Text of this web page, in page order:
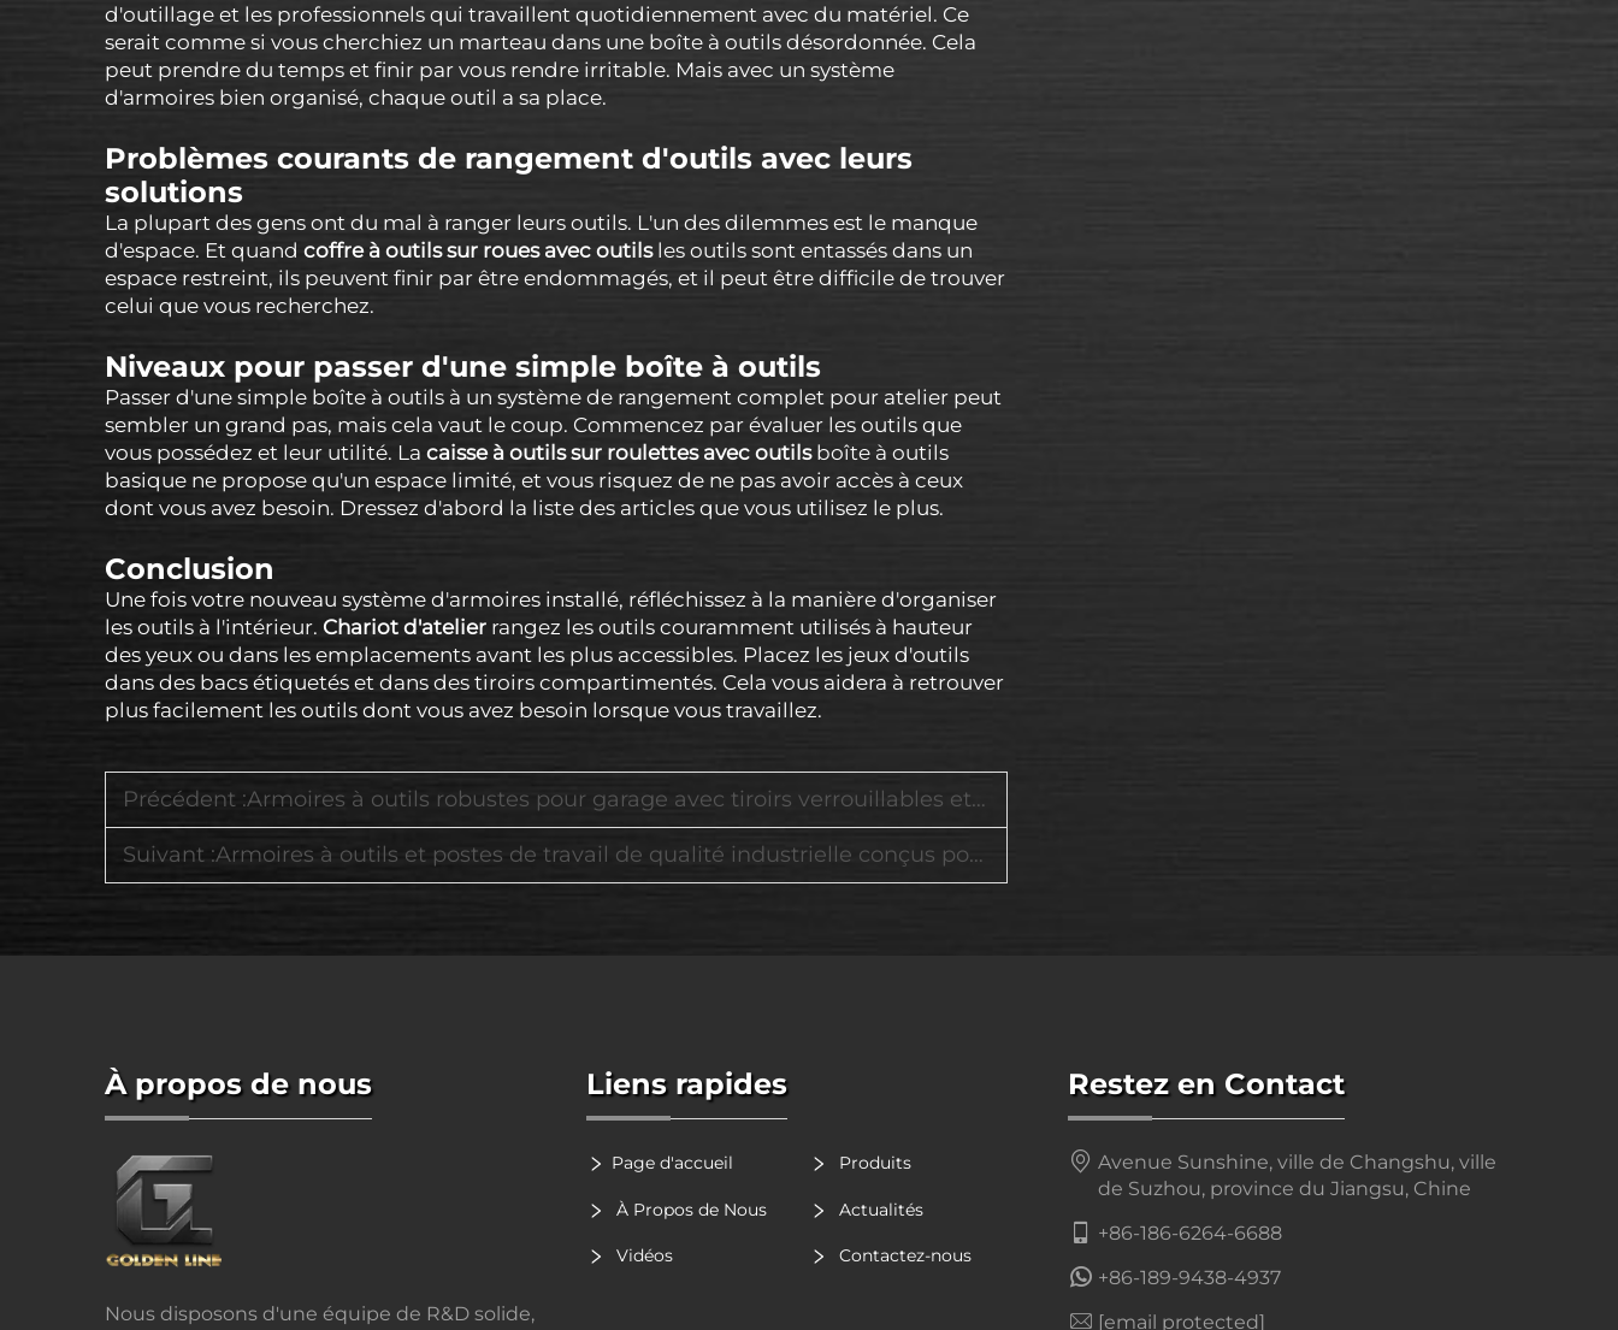
d'outillage et les professionnels qui travaillent quotidiennement avec du matériel. Ce
serait comme si vous cherchiez un marteau dans une boîte à outils désordonnée. Cela
peut prendre du temps et finir par vous rendre irritable. Mais avec un système
d'armoires bien organisé, chaque outil a sa place.
Problèmes courants de rangement d'outils avec leurs
solutions
La plupart des gens ont du mal à ranger leurs outils. L'un des dilemmes est le manque
d'espace. Et quand coffre à outils sur roues avec outils les outils sont entassés dans un
espace restreint, ils peuvent finir par être endommagés, et il peut être difficile de trouver
celui que vous recherchez.
Niveaux pour passer d'une simple boîte à outils
Passer d'une simple boîte à outils à un système de rangement complet pour atelier peut
sembler un grand pas, mais cela vaut le coup. Commencez par évaluer les outils que
vous possédez et leur utilité. La caisse à outils sur roulettes avec outils boîte à outils
basique ne propose qu'un espace limité, et vous risquez de ne pas avoir accès à ceux
dont vous avez besoin. Dressez d'abord la liste des articles que vous utilisez le plus.
Conclusion
Une fois votre nouveau système d'armoires installé, réfléchissez à la manière d'organiser
les outils à l'intérieur. Chariot d'atelier rangez les outils couramment utilisés à hauteur
des yeux ou dans les emplacements avant les plus accessibles. Placez les jeux d'outils
dans des bacs étiquetés et dans des tiroirs compartimentés. Cela vous aidera à retrouver
plus facilement les outils dont vous avez besoin lorsque vous travaillez.
Précédent :Armoires à outils robustes pour garage avec tiroirs verrouillables et roues à roulement fluide
Suivant :Armoires à outils et postes de travail de qualité industrielle conçus pour les garages et ateliers modernes
À propos de nous
Nous disposons d'une équipe de R&D solide,
Liens rapides
Page d'accueil Produits
À Propos de Nous Actualités
Vidéos Contactez-nous
Restez en Contact
Avenue Sunshine, ville de Changshu, ville
de Suzhou, province du Jiangsu, Chine
+86-186-6264-6688
+86-189-9438-4937
[email protected]